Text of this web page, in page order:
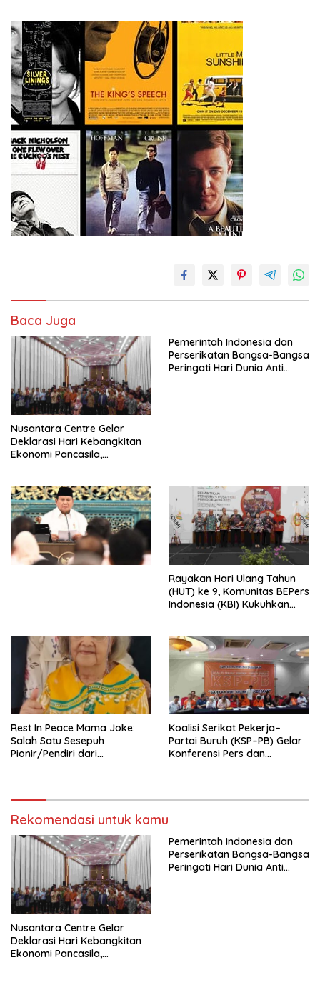
Baca Juga
Nusantara Centre Gelar
Deklarasi Hari Kebangkitan
Ekonomi Pancasila,
Penjajahan (Pergolakan
Ekonomi Politik Indonesia) &
Simposium Nasional “Urgensi
Undang-Undang
Perekonomian Nasional dan
Kesejahteraan Sosial dalam
Pemerintah Indonesia dan
Perserikatan Bangsa-Bangsa
Peringati Hari Dunia Anti
Rayakan Hari Ulang Tahun
(HUT) ke 9, Komunitas BEPers
Indonesia (KBI) Kukuhkan
Tema: “Penguatan dan
Pengembangan Organisasi
KBI yang Berbasis Riset di
seluruh Indonesia dan
Mancanegara”.
Rest In Peace Mama Joke:
Salah Satu Sesepuh
Pionir/Pendiri dari
Koalisi Serikat Pekerja–
Partai Buruh (KSP–PB) Gelar
Konferensi Pers dan
Rekomendasi untuk kamu
Nusantara Centre Gelar
Deklarasi Hari Kebangkitan
Ekonomi Pancasila,
Pemerintah Indonesia dan
Perserikatan Bangsa-Bangsa
Peringati Hari Dunia Anti